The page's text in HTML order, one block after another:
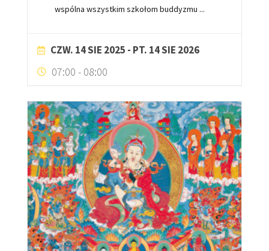
wspólna wszystkim szkołom buddyzmu ...
CZW. 14 SIE 2025 - PT. 14 SIE 2026
07:00 - 08:00